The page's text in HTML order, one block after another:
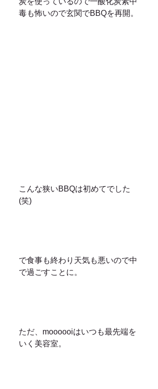
毒も怖いので玄関でBBQを再開。
こんな狭いBBQは初めてでした
(笑)
で食事も終わり天気も悪いので中
で過ごすことに。
ただ、moooooiはいつも最先端を
いく美容室。